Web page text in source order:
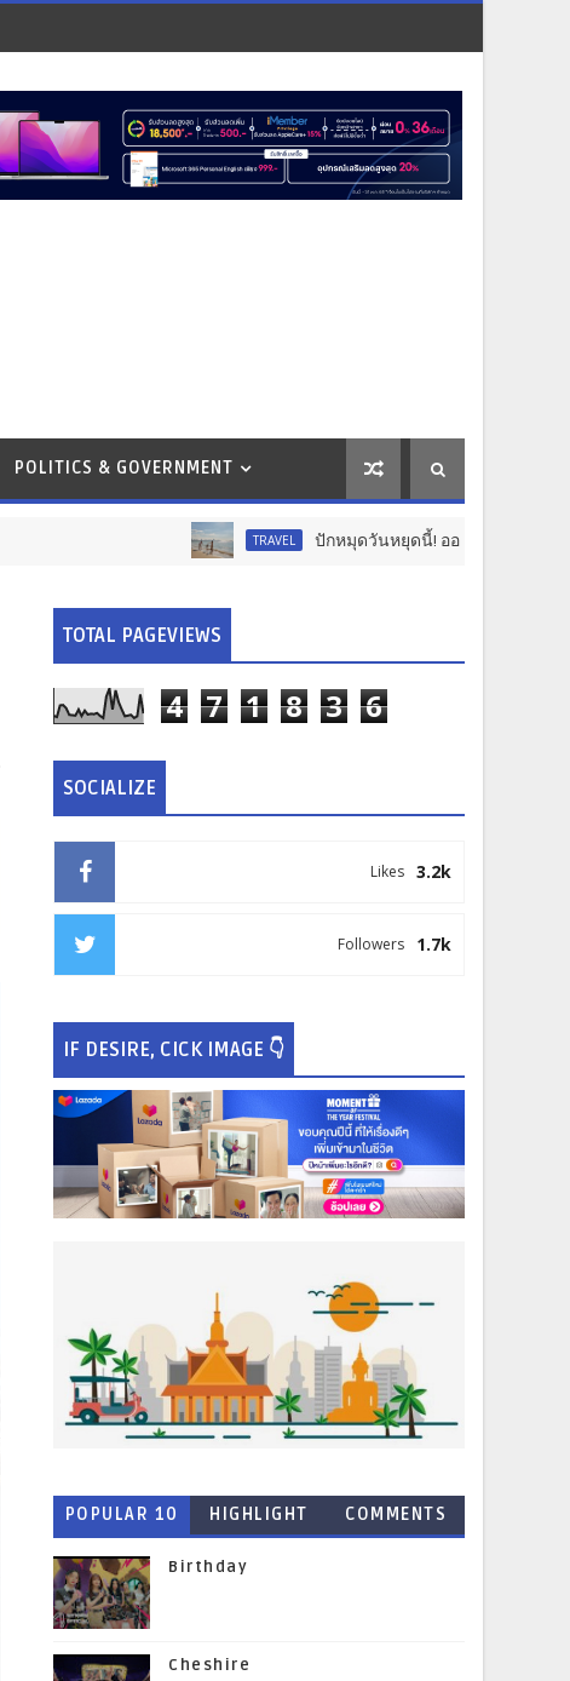
POLITICS & GOVERNMENT
TRAVEL ปักหมุดวันหยุดนี้! ออกไปสร้างช่วงเวลาพิเศ
TOTAL PAGEVIEWS
4 7 1 8 3 6
SOCIALIZE
3.2k
Likes
1.7k
Followers
IF DESIRE, CICK IMAGE 👇
POPULAR 10
HIGHLIGHT
COMMENTS
Birthday
Cheshire